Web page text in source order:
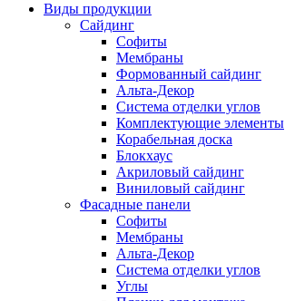
Виды продукции
Сайдинг
Софиты
Мембраны
Формованный сайдинг
Альта-Декор
Система отделки углов
Комплектующие элементы
Корабельная доска
Блокхаус
Акриловый сайдинг
Виниловый сайдинг
Фасадные панели
Софиты
Мембраны
Альта-Декор
Система отделки углов
Углы